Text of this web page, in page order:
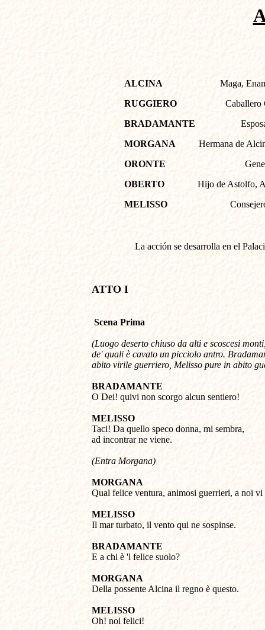
ALCINA
RUGGIERO
BRADAMANTE
MORGANA
ORONTE
OBERTO
MELISSO
Maga,
Caballero
Hermana de
Hijo de Astolfo,
La acción se desarrolla en el
ATTO I
Scena Prima
(Luogo deserto chiuso da alti e scoscesi
de' quali è cavato un picciolo antro.
abito virile guerriero, Melisso pure in abito
BRADAMANTE
O Dei! quivi non scorgo alcun sentiero!
MELISSO
Taci! Da quello speco donna, mi sembra,
ad incontrar ne viene.
(Entra Morgana)
MORGANA
Qual felice ventura, animosi guerrieri, a noi
MELISSO
Il mar turbato, il vento qui ne sospinse.
BRADAMANTE
E a chi è 'l felice suolo?
MORGANA
Della possente Alcina il regno è questo.
MELISSO
Oh! noi felici!